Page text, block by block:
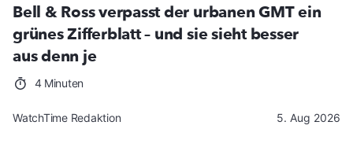
Bell & Ross verpasst der urbanen GMT ein
grünes Zifferblatt – und sie sieht besser
aus denn je
4 Minuten
WatchTime Redaktion 5. Aug 2026